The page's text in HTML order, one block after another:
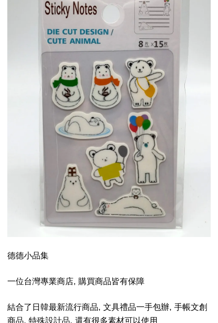
德德小品集
一位台灣專業商店, 購買商品皆有保障
結合了日韓最新流行商品, 文具禮品一手包辦, 手帳文創
商品, 特殊設計品, 還有很多素材可以使用